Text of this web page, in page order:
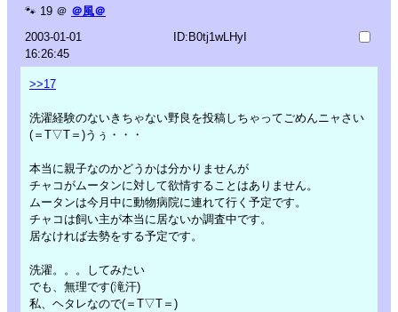
🐾 19 ＠ ＠風＠
2003-01-01
16:26:45
ID:B0tj1wLHyI
>>17
洗濯経験のないきちゃない野良を投稿しちゃってごめんニャさい
(＝T▽T＝)うぅ・・・
本当に親子なのかどうかは分かりませんが
チャコがムータンに対して欲情することはありません。
ムータンは今月中に動物病院に連れて行く予定です。
チャコは飼い主が本当に居ないか調査中です。
居なければ去勢をする予定です。
洗濯。。。してみたい
でも、無理です(滝汗)
私、ヘタレなので(＝T▽T＝)